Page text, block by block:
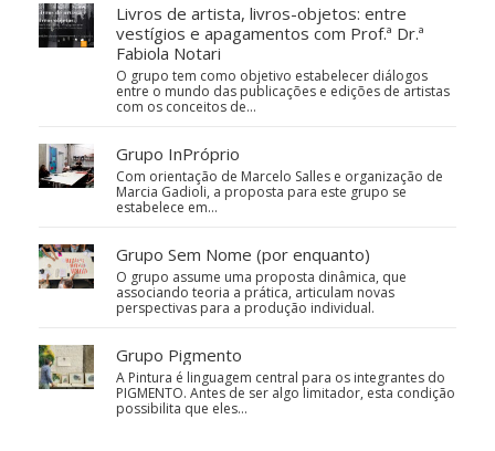
Livros de artista, livros-objetos: entre
vestígios e apagamentos com Prof.ª Dr.ª
Fabiola Notari
O grupo tem como objetivo estabelecer diálogos
entre o mundo das publicações e edições de artistas
com os conceitos de…
Grupo InPróprio
Com orientação de Marcelo Salles e organização de
Marcia Gadioli, a proposta para este grupo se
estabelece em…
Grupo Sem Nome (por enquanto)
O grupo assume uma proposta dinâmica, que
associando teoria a prática, articulam novas
perspectivas para a produção individual.
Grupo Pigmento
A Pintura é linguagem central para os integrantes do
PIGMENTO. Antes de ser algo limitador, esta condição
possibilita que eles…